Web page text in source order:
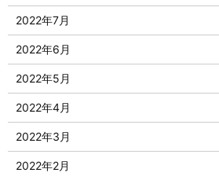
2022年7月
2022年6月
2022年5月
2022年4月
2022年3月
2022年2月